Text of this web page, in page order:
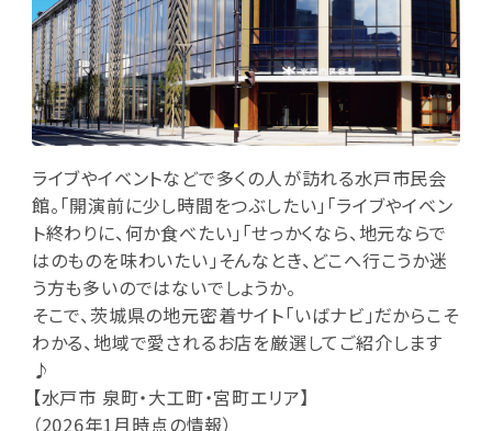
ライブやイベントなどで多くの人が訪れる水戸市民会
館。「開演前に少し時間をつぶしたい」「ライブやイベン
ト終わりに、何か食べたい」「せっかくなら、地元ならで
はのものを味わいたい」そんなとき、どこへ行こうか迷
う方も多いのではないでしょうか。
そこで、茨城県の地元密着サイト「いばナビ」だからこそ
わかる、地域で愛されるお店を厳選してご紹介します
♪
【水戸市 泉町・大工町・宮町エリア】
（2026年1月時点の情報）